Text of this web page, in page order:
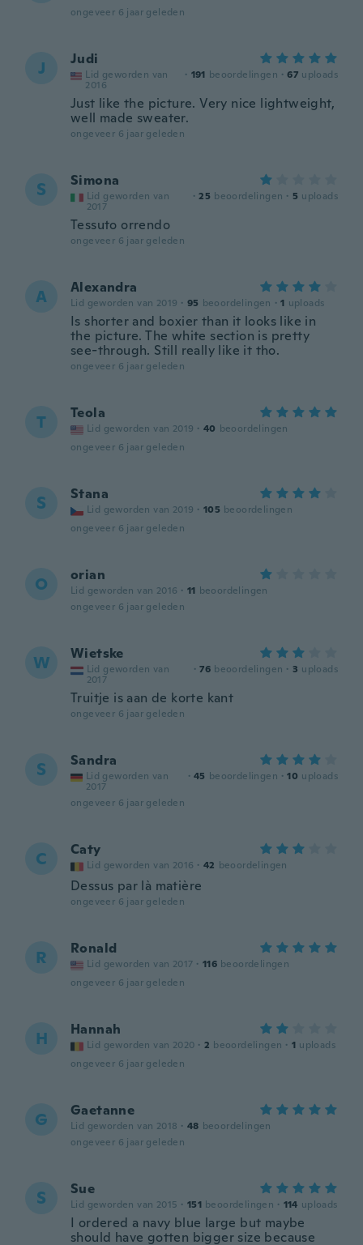
ongeveer 6 jaar geleden
J Judi
Lid geworden van
2016
· 191 beoordelingen · 67 uploads
Just like the picture. Very nice lightweight,
well made sweater.
ongeveer 6 jaar geleden
S Simona
Lid geworden van
2017
· 25 beoordelingen · 5 uploads
Tessuto orrendo
ongeveer 6 jaar geleden
A Alexandra
Lid geworden van 2019 · 95 beoordelingen · 1 uploads
Is shorter and boxier than it looks like in
the picture. The white section is pretty
see-through. Still really like it tho.
ongeveer 6 jaar geleden
T Teola
Lid geworden van 2019 · 40 beoordelingen
ongeveer 6 jaar geleden
S Stana
Lid geworden van 2019 · 105 beoordelingen
ongeveer 6 jaar geleden
O orian
Lid geworden van 2016 · 11 beoordelingen
ongeveer 6 jaar geleden
W Wietske
Lid geworden van
2017
· 76 beoordelingen · 3 uploads
Truitje is aan de korte kant
ongeveer 6 jaar geleden
S Sandra
Lid geworden van
2017
· 45 beoordelingen · 10 uploads
ongeveer 6 jaar geleden
C Caty
Lid geworden van 2016 · 42 beoordelingen
Dessus par là matière
ongeveer 6 jaar geleden
R Ronald
Lid geworden van 2017 · 116 beoordelingen
ongeveer 6 jaar geleden
H Hannah
Lid geworden van 2020 · 2 beoordelingen · 1 uploads
ongeveer 6 jaar geleden
G Gaetanne
Lid geworden van 2018 · 48 beoordelingen
ongeveer 6 jaar geleden
S Sue
Lid geworden van 2015 · 151 beoordelingen · 114 uploads
I ordered a navy blue large but maybe
should have gotten bigger size because